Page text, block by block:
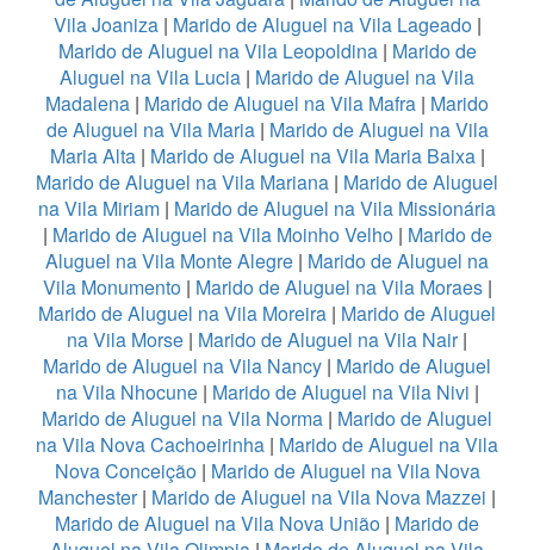
Vila Joaniza| Marido de Aluguel na Vila Lageado|
Marido de Aluguel na Vila Leopoldina| Marido de
Aluguel na Vila Lucia | Marido de Aluguel na Vila
Madalena | Marido de Aluguel na Vila Mafra | Marido
de Aluguel na Vila Maria| Marido de Aluguel na Vila
Maria Alta| Marido de Aluguel na Vila Maria Baixa|
Marido de Aluguel na Vila Mariana | Marido de Aluguel
na Vila Miriam | Marido de Aluguel na Vila Missionária
| Marido de Aluguel na Vila Moinho Velho| Marido de
Aluguel na Vila Monte Alegre | Marido de Aluguel na
Vila Monumento| Marido de Aluguel na Vila Moraes|
Marido de Aluguel na Vila Moreira | Marido de Aluguel
na Vila Morse | Marido de Aluguel na Vila Nair|
Marido de Aluguel na Vila Nancy | Marido de Aluguel
na Vila Nhocune| Marido de Aluguel na Vila Nivi |
Marido de Aluguel na Vila Norma | Marido de Aluguel
na Vila Nova Cachoeirinha | Marido de Aluguel na Vila
Nova Conceição| Marido de Aluguel na Vila Nova
Manchester| Marido de Aluguel na Vila Nova Mazzei |
Marido de Aluguel na Vila Nova União | Marido de